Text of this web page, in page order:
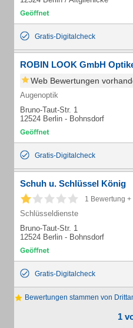
Gratis-Digitalcheck
ROBIN LOOK GmbH
Web Bewertungen
Augenoptik
Bruno-Taut-Str. 1
12524 Berlin - Bohnsdorf
Gratis-Digitalcheck
Schuh u. Schlüssel König
1 Bewertung
Schlüsseldienste
Bruno-Taut-Str. 1
12524 Berlin - Bohnsdorf
Gratis-Digitalcheck
Bewertungen stammen von
1